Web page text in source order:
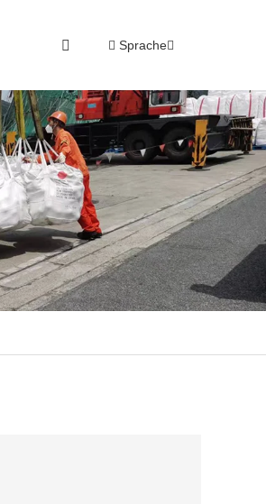
Sprache